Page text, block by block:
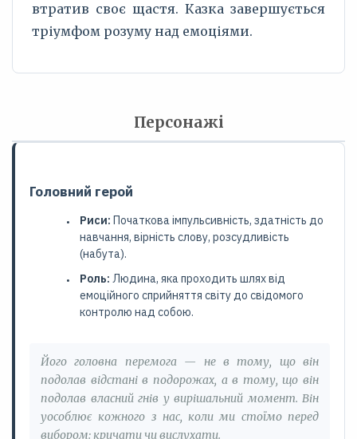
втратив своє щастя. Казка завершується
тріумфом розуму над емоціями.
Персонажі
Головний герой
Риси: Початкова імпульсивність, здатність до
навчання, вірність слову, розсудливість
(набута).
Роль: Людина, яка проходить шлях від
емоційного сприйняття світу до свідомого
контролю над собою.
Його головна перемога — не в тому, що він
подолав відстані в подорожах, а в тому, що він
подолав власний гнів у вирішальний момент. Він
уособлює кожного з нас, коли ми стоїмо перед
вибором: кричати чи вислухати.